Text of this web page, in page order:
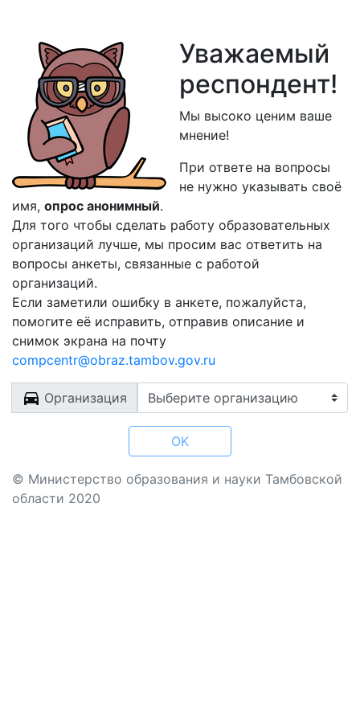
Уважаемый
респондент!
Мы высоко ценим ваше
мнение!
При ответе на вопросы
не нужно указывать своё
имя, опрос анонимный.
Для того чтобы сделать работу образовательных
организаций лучше, мы просим вас ответить на
вопросы анкеты, связанные с работой
организаций.
Если заметили ошибку в анкете, пожалуйста,
помогите её исправить, отправив описание и
снимок экрана на почту
compcentr@obraz.tambov.gov.ru
Организация
OK
© Министерство образования и науки Тамбовской
области 2020